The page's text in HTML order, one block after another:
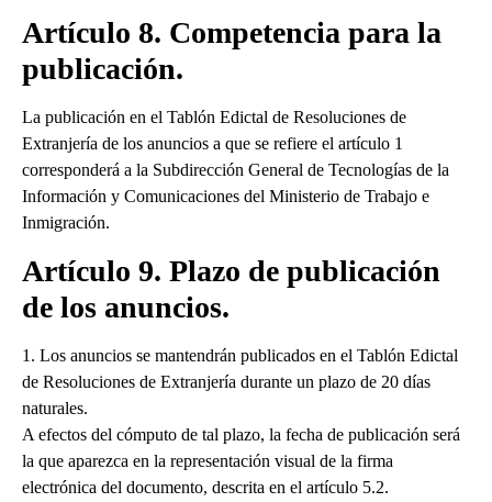
Artículo 8. Competencia para la
publicación.
La publicación en el Tablón Edictal de Resoluciones de
Extranjería de los anuncios a que se refiere el artículo 1
corresponderá a la Subdirección General de Tecnologías de la
Información y Comunicaciones del Ministerio de Trabajo e
Inmigración.
Artículo 9. Plazo de publicación
de los anuncios.
1. Los anuncios se mantendrán publicados en el Tablón Edictal
de Resoluciones de Extranjería durante un plazo de 20 días
naturales.
A efectos del cómputo de tal plazo, la fecha de publicación será
la que aparezca en la representación visual de la firma
electrónica del documento, descrita en el artículo 5.2.